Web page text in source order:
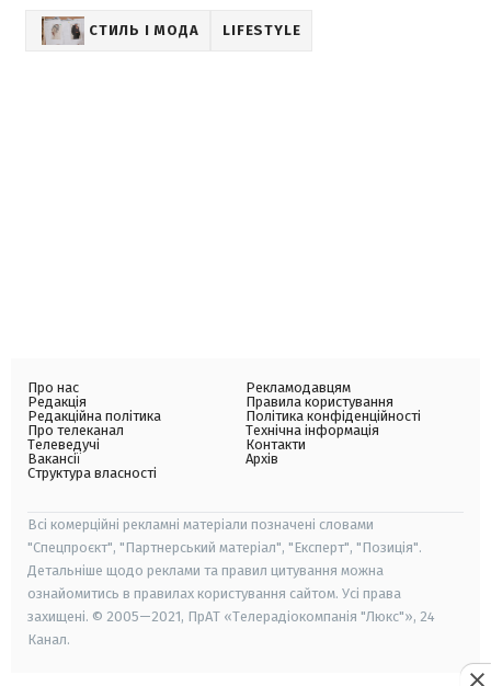
СТИЛЬ І МОДА LIFESTYLE
Про нас
Редакція
Редакційна політика
Про телеканал
Телеведучі
Вакансії
Структура власності
Рекламодавцям
Правила користування
Політика конфіденційності
Технічна інформація
Контакти
Архів
Всі комерційні рекламні матеріали позначені словами
"Спецпроєкт", "Партнерський матеріал", "Експерт", "Позиція".
Детальніше щодо реклами та правил цитування можна
ознайомитись в правилах користування сайтом. Усі права
захищені. © 2005—2021, ПрАТ «Телерадіокомпанія "Люкс"», 24
Канал.